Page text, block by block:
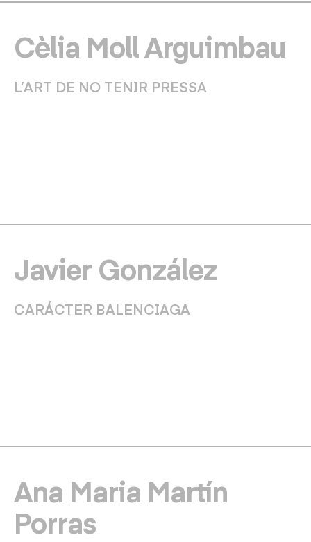
Cèlia Moll Arguimbau
L’ART DE NO TENIR PRESSA
Javier González
CARÁCTER BALENCIAGA
Ana Maria Martín
Porras